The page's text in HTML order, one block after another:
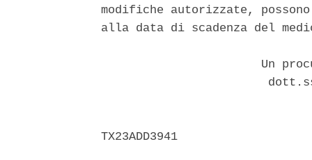
modifiche autorizzate,
alla data di scadenza del
Un